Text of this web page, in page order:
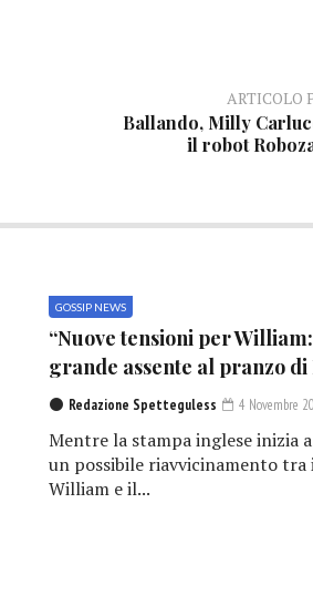
ARTICOLO
Ballando, Milly
il robot
GOSSIP NEWS
“Nuove tensioni per
grande assente al pranzo di
Redazione Spetteguless 4 Novembre
Mentre la stampa inglese inizia
un possibile riavvicinamento
William e il...